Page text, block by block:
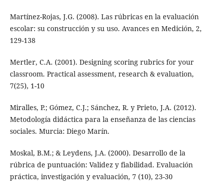
Martínez-Rojas, J.G. (2008). Las rúbricas en la evaluación
escolar: su construcción y su uso. Avances en Medición, 2,
129-138
Mertler, C.A. (2001). Designing scoring rubrics for your
classroom. Practical assessment, research & evaluation,
7(25), 1-10
Miralles, P.; Gómez, C.J.; Sánchez, R. y Prieto, J.A. (2012).
Metodología didáctica para la enseñanza de las ciencias
sociales. Murcia: Diego Marín.
Moskal, B.M.; & Leydens, J.A. (2000). Desarrollo de la
rúbrica de puntuación: Validez y fiabilidad. Evaluación
práctica, investigación y evaluación, 7 (10), 23-30